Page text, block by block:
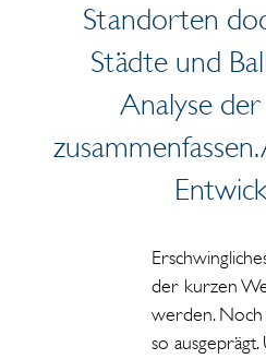
Standorten
Städte und
Analyse
der kurzen
werden.
so